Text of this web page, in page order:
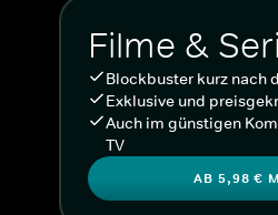
Filme &
Blockbuster kurz nach
Exklusive und
Auch im günstigen
TV
AB 5,98 €